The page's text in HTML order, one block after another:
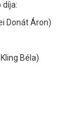
Donát Áron)
Béla)